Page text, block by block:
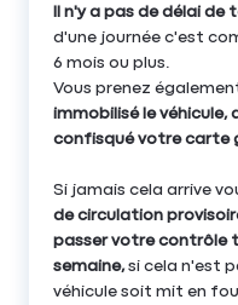
Il n'y a pas de délai de
d'une journée c'est
6 mois ou plus.
Vous prenez
immobilisé le véhicule,
confisqué votre carte
Si jamais cela arrive
de circulation
passer votre contrôle
semaine,si cela n'est
véhicule soit mit en